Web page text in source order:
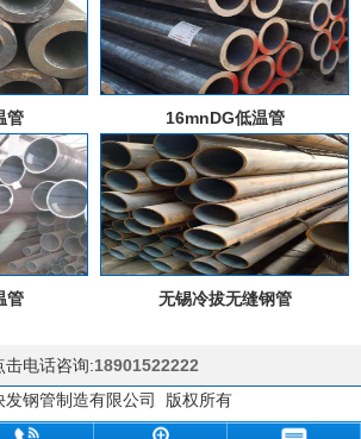
管 16mnDG低温管
管 无锡冷拔无缝钢管
击电话咨询:18901522222
发钢管制造有限公司 版权所有